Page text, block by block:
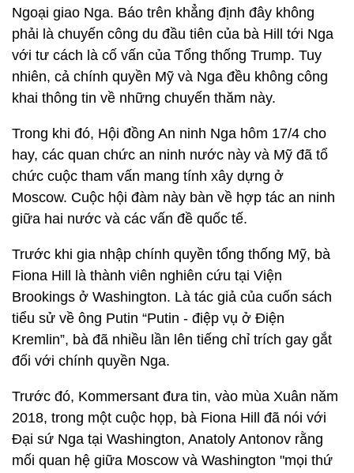
Ngoại giao Nga. Báo trên khẳng định đây không
phải là chuyến công du đầu tiên của bà Hill tới Nga
với tư cách là cố vấn của Tổng thống Trump. Tuy
nhiên, cả chính quyền Mỹ và Nga đều không công
khai thông tin về những chuyến thăm này.
Trong khi đó, Hội đồng An ninh Nga hôm 17/4 cho
hay, các quan chức an ninh nước này và Mỹ đã tổ
chức cuộc tham vấn mang tính xây dựng ở
Moscow. Cuộc hội đàm này bàn về hợp tác an ninh
giữa hai nước và các vấn đề quốc tế.
Trước khi gia nhập chính quyền tổng thống Mỹ, bà
Fiona Hill là thành viên nghiên cứu tại Viện
Brookings ở Washington. Là tác giả của cuốn sách
tiểu sử về ông Putin “Putin - điệp vụ ở Điện
Kremlin”, bà đã nhiều lần lên tiếng chỉ trích gay gắt
đối với chính quyền Nga.
Trước đó, Kommersant đưa tin, vào mùa Xuân năm
2018, trong một cuộc họp, bà Fiona Hill đã nói với
Đại sứ Nga tại Washington, Anatoly Antonov rằng
mối quan hệ giữa Moscow và Washington "mọi thứ